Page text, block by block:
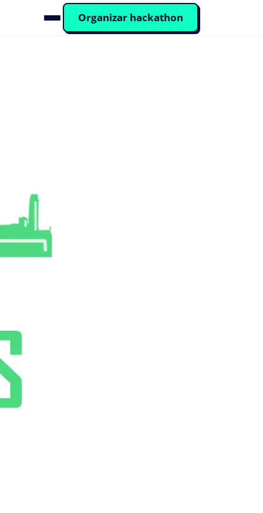
Organizar hackathon